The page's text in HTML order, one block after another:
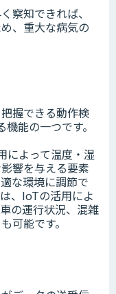
察知できれば、
、重大な病気の
握できる動作検
能の一つです。
によって温度・湿
響を与える要素
な環境に調節で
、IoTの活用によ
の運行状況、混雑
可能です。